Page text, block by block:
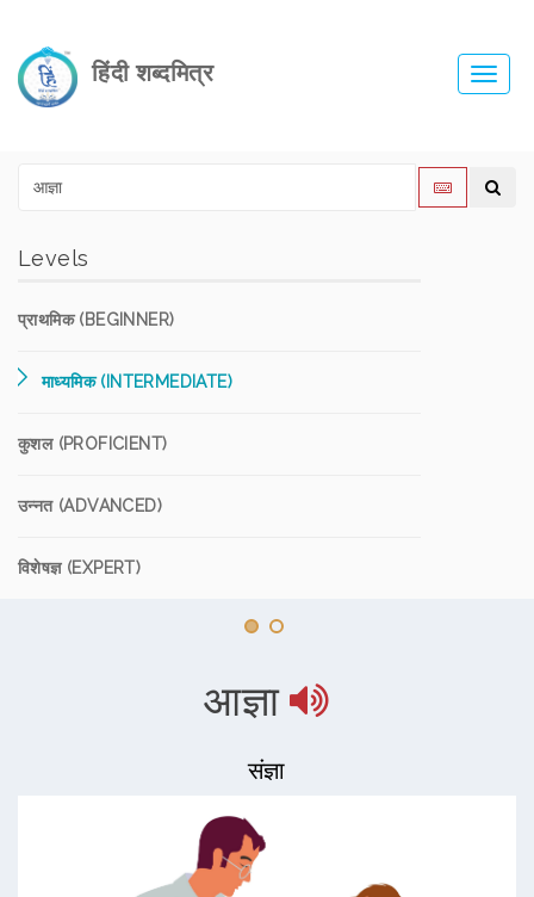
हिंदी शब्दमित्र
Levels
प्राथमिक (BEGINNER)
माध्यमिक (INTERMEDIATE)
कुशल (PROFICIENT)
उन्नत (ADVANCED)
विशेषज्ञ (EXPERT)
आज्ञा
संज्ञा